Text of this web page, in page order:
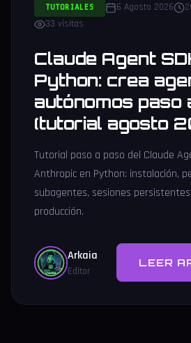
TUTORIALES 6 Agosto 2026
33 visitas
Claude Agent
Python: crea
autónomos paso
(tutorial agosto
Tutorial paso a paso del Claude
Anthropic en Python: instalación,
subagentes, sesiones
producción.
Arkaia
Editor
LEER